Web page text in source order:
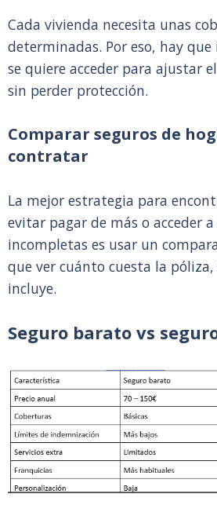
Cada vivienda necesita unas
determinadas. Por eso, hay
se quiere acceder para ajustar
sin perder protección.
Comparar seguros de
contratar
La mejor estrategia para
evitar pagar de más o acceder
incompletas es usar un
que ver cuánto cuesta la
incluye.
Seguro barato vs